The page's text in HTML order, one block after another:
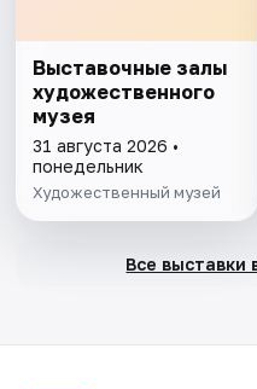
Выставочные залы
художественного
музея
31 августа 2026 •
понедельник
Художественный музей
Все выставки